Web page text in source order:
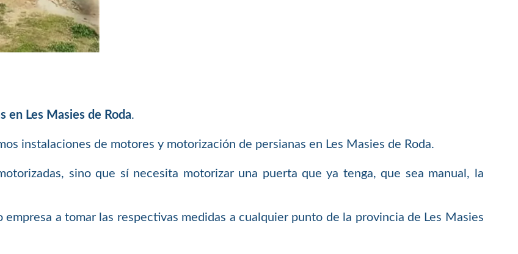
en Les Masies de Roda.
instalaciones de motores y motorización de persianas en Les Masies de Roda.
sino que sí necesita motorizar una puerta que ya tenga, que sea manual, la
a tomar las respectivas medidas a cualquier punto de la provincia de Les Masies